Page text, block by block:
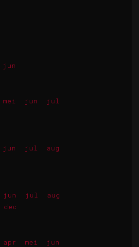
jun
mei jun
jul
jun jul
aug
jun jul
aug
dec
apr mei
jun